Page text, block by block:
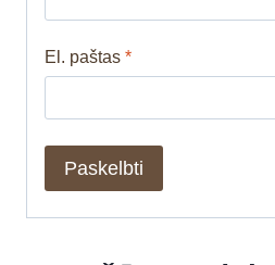
El. paštas *